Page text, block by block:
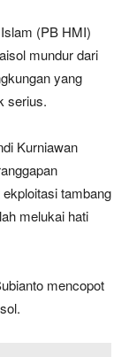
(PB HMI)
mundur dari
yang
serius.
Kurniawan
tambang
melukai hati
mencopot